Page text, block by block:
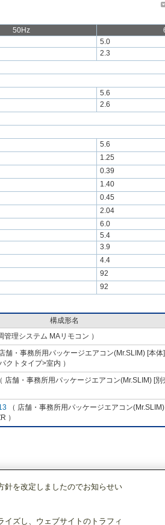
50Hz
5.0
2.3
5.6
2.6
5.6
1.25
0.39
1.40
0.45
2.04
6.0
5.4
3.9
4.4
92
92
構成形名
管理システム MAリモコン ）
舗・事務所用パッケージエアコン(Mr.SLIM) [本体
クトタイプ>室内 ）
店舗・事務所用パッケージエアコン(Mr.SLIM) [別
（ 店舗・事務所用パッケージエアコン
）
針を改定しましたのでお知らせい
ズし、ウェブサイトのトラフィ